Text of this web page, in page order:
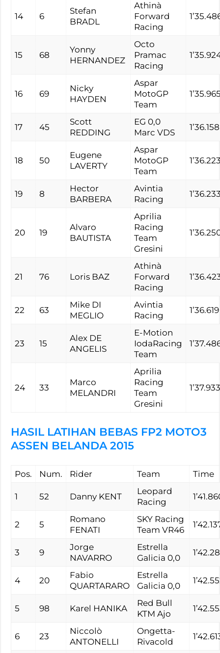
14 6
Stefan
BRADL
Athinà
Forward
Racing
15 68
Yonny
HERNANDEZ
Octo
Pramac
Racing
16 69
Nicky
HAYDEN
Aspar
MotoGP
Team
17 45
Scott
REDDING
EG 0,0
Marc VDS
1’36.158
18 50
Eugene
LAVERTY
Aspar
MotoGP
Team
19 8
Hector
BARBERA
Avintia
Racing
20 19
Alvaro
BAUTISTA
Aprilia
Racing
Team
Gresini
21 76 Loris BAZ
Athinà
Forward
Racing
22 63
Mike DI
MEGLIO
Avintia
Racing
1’36.619
23 15
Alex DE
ANGELIS
E-Motion
IodaRacing
Team
24 33
Marco
MELANDRI
Aprilia
Racing
Team
Gresini
HASIL LATIHAN BEBAS FP2 MOTO3
ASSEN BELANDA 2015
Pos. Num. Rider Team Time
1 52 Danny KENT
Leopard
Racing
2 5
Romano
FENATI
SKY Racing
Team VR46
3 9
Jorge
NAVARRO
Estrella
Galicia 0,0
4 20
Fabio
QUARTARARO
Estrella
Galicia 0,0
5 98 Karel HANIKA
Red Bull
KTM Ajo
6 23
Niccolò
ANTONELLI
Ongetta-
Rivacold